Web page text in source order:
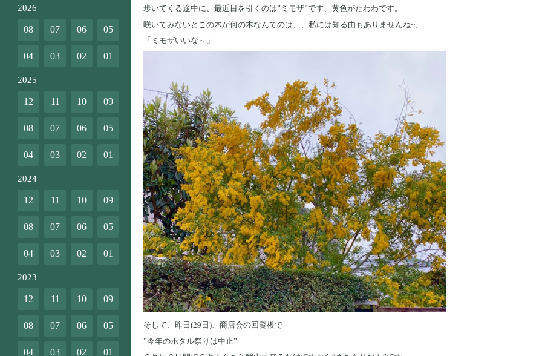
歩いてくる途中に、最近目を引くのは”ミモザ”です、黄色がたわわです。
咲いてみないとこの木が何の木なんてのは、、私には知る由もありませんね~、
「ミモザいいな～」
そして、昨日(29日)、商店会の回覧板で
”今年のホタル祭りは中止”
2026
08 07 06 05
04 03 02 01
2025
12 11 10 09
08 07 06 05
04 03 02 01
2024
12 11 10 09
08 07 06 05
04 03 02 01
2023
12 11 10 09
08 07 06 05
04 03 02 01